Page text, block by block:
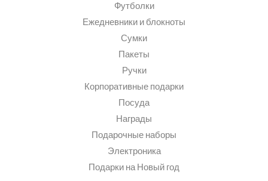
Футболки
Ежедневники и блокноты
Сумки
Пакеты
Ручки
Корпоративные подарки
Посуда
Награды
Подарочные наборы
Электроника
Подарки на Новый год